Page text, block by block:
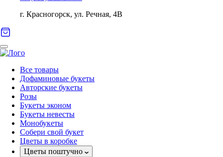
г. Красногорск, ул. Речная, 4В
Все товары
Дофаминовые букеты
Авторские букеты
Розы
Букеты эконом
Букеты невесты
Монобукеты
Собери свой букет
Цветы в коробке
Цветы поштучно